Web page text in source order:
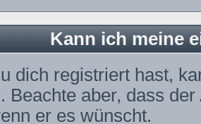
Kann ich meine
dich registriert hast,
Beachte aber, dass
er es wünscht.